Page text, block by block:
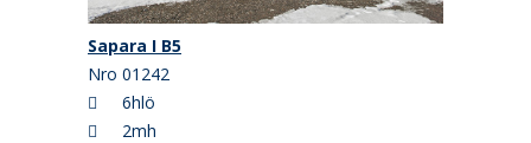
Sapara I B5
Nro 01242
6hlö
2mh